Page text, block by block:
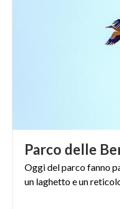
Parco delle
Oggidelparcofanno
un laghettoeun